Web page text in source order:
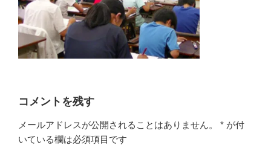
コメントを残す
メールアドレスが公開されることはありません。 * が付
いている欄は必須項目です